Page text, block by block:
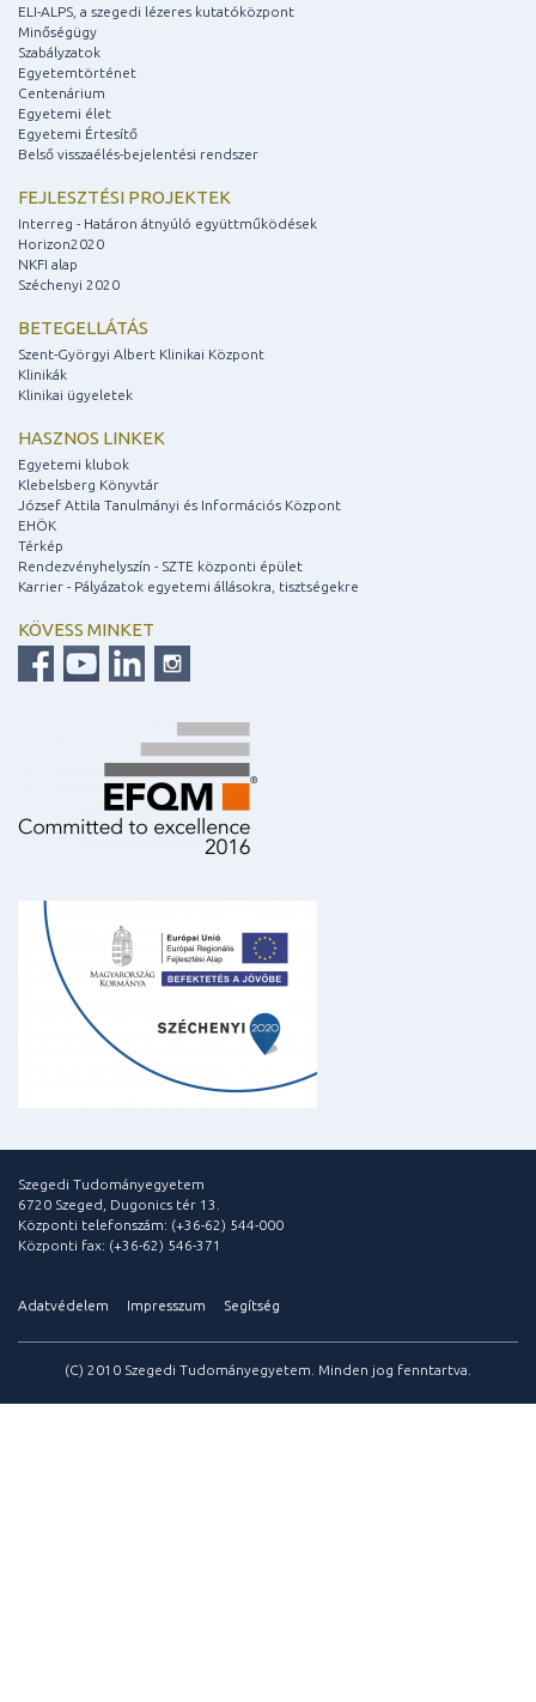
ELI-ALPS, a szegedi lézeres kutatóközpont
Minőségügy
Szabályzatok
Egyetemtörténet
Centenárium
Egyetemi élet
Egyetemi Értesítő
Belső visszaélés-bejelentési rendszer
FEJLESZTÉSI PROJEKTEK
Interreg - Határon átnyúló együttműködések
Horizon2020
NKFI alap
Széchenyi 2020
BETEGELLÁTÁS
Szent-Györgyi Albert Klinikai Központ
Klinikák
Klinikai ügyeletek
HASZNOS LINKEK
Egyetemi klubok
Klebelsberg Könyvtár
József Attila Tanulmányi és Információs Központ
EHÖK
Térkép
Rendezvényhelyszín - SZTE központi épület
Karrier - Pályázatok egyetemi állásokra, tisztségekre
KÖVESS MINKET
Szegedi Tudományegyetem
6720 Szeged, Dugonics tér 13.
Központi telefonszám: (+36-62) 544-000
Központi fax: (+36-62) 546-371
Adatvédelem Impresszum Segítség
(C) 2010 Szegedi Tudományegyetem. Minden jog fenntartva.